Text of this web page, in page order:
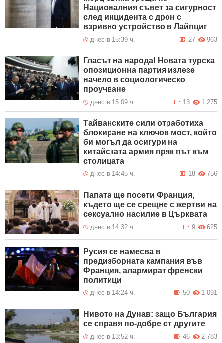
Националния съвет за сигурност
след инцидента с дрон с
взривно устройство в Лайпциг
днес в 15:39 ч. 963
27
Гласът на народа! Новата турска
опозиционна партия излезе
начело в социологическо
проучване
днес в 15:09 ч. 1 275
13
Тайванските сили отработиха
блокиране на ключов мост, който
би могъл да осигури на
китайската армия пряк път към
столицата
днес в 14:45 ч. 756
18
Папата ще посети Франция,
където ще се срещне с жертви на
сексуално насилие в Църквата
днес в 14:32 ч. 625
9
Русия се намесва в
предизборната кампания във
Франция, алармират френски
политици
днес в 14:24 ч. 1 091
50
Нивото на Дунав: защо България
се справя по-добре от другите
днес в 13:52 ч. 2 783
46